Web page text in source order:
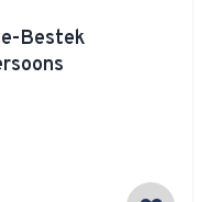
Bestek